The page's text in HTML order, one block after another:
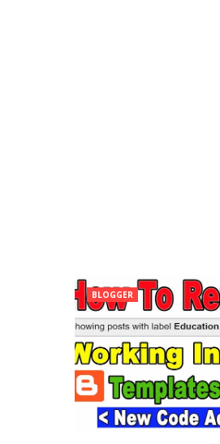
BLOGGER